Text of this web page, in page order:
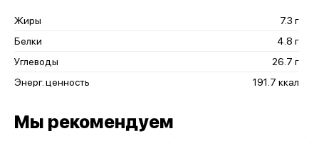
Жиры
7.3 г
Белки
4.8 г
Углеводы
26.7 г
Энерг. ценность
191.7 ккал
Мы рекомендуем